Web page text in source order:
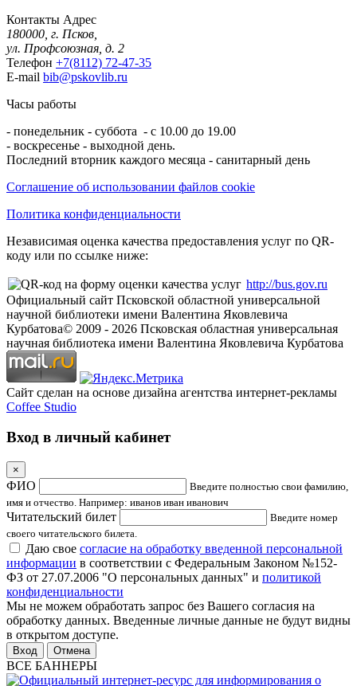
Контакты Адрес
180000, г. Псков,
ул. Профсоюзная, д. 2
Телефон +7(8112) 72-47-35
E-mail bib@pskovlib.ru
Часы работы
- понедельник - суббота - с 10.00 до 19.00
- воскресенье - выходной день.
Последний вторник каждого месяца - санитарный день
Соглашение об использовании файлов cookie
Политика конфиденциальности
Независимая оценка качества предоставления услуг по QR-
коду или по ссылке ниже:
http://bus.gov.ru
Официальный сайт Псковской областной универсальной
научной библиотеки имени Валентина Яковлевича
Курбатова© 2009 - 2026 Псковская областная универсальная
научная библиотека имени Валентина Яковлевича Курбатова
Сайт сделан на основе дизайна агентства интернет-рекламы
Coffee Studio
Вход в личный кабинет
×
ФИО
Введите полностью свои фамилию,
имя и отчество. Например: иванов иван иванович
Читательский билет
Введите номер
своего читательского билета.
Даю свое согласие на обработку введенной персональной
информации в соответствии с Федеральным Законом №152-
ФЗ от 27.07.2006 "О персональных данных" и политикой
конфиденциальности
Мы не можем обработать запрос без Вашего согласия на
обработку данных. Введенные личные данные не будут видны
в открытом доступе.
Отмена
ВСЕ БАННЕРЫ